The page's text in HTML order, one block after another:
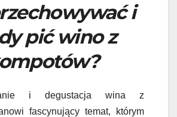
i
pić wino z
i degustacja wina z
fascynujący temat, którym